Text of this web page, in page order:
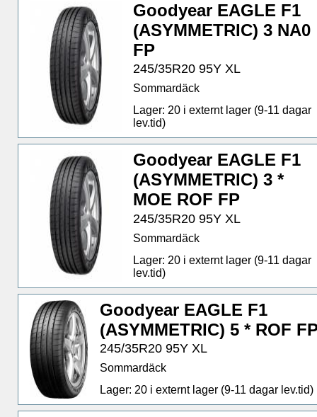
Goodyear EAGLE F1
(ASYMMETRIC) 3 NA0
FP
245/35R20 95Y XL
Sommardäck
Lager: 20 i externt lager (9-11 dagar
lev.tid)
Goodyear EAGLE F1
(ASYMMETRIC) 3 *
MOE ROF FP
245/35R20 95Y XL
Sommardäck
Lager: 20 i externt lager (9-11 dagar
lev.tid)
Goodyear EAGLE F1
(ASYMMETRIC) 5 * ROF
245/35R20 95Y XL
Sommardäck
Lager: 20 i externt lager (9-11 dagar lev.tid)